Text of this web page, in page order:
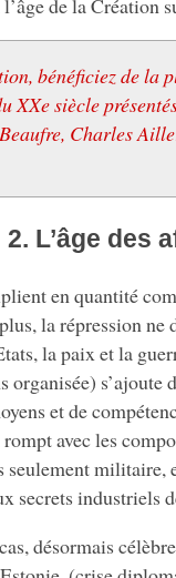
l’âge de la
bénéficiez de la
XXe siècle
Charles
2. L’âge des
en quantité
la répression
la paix et la
s’ajoute
et de
avec les
seulement
secrets industriels
désormais